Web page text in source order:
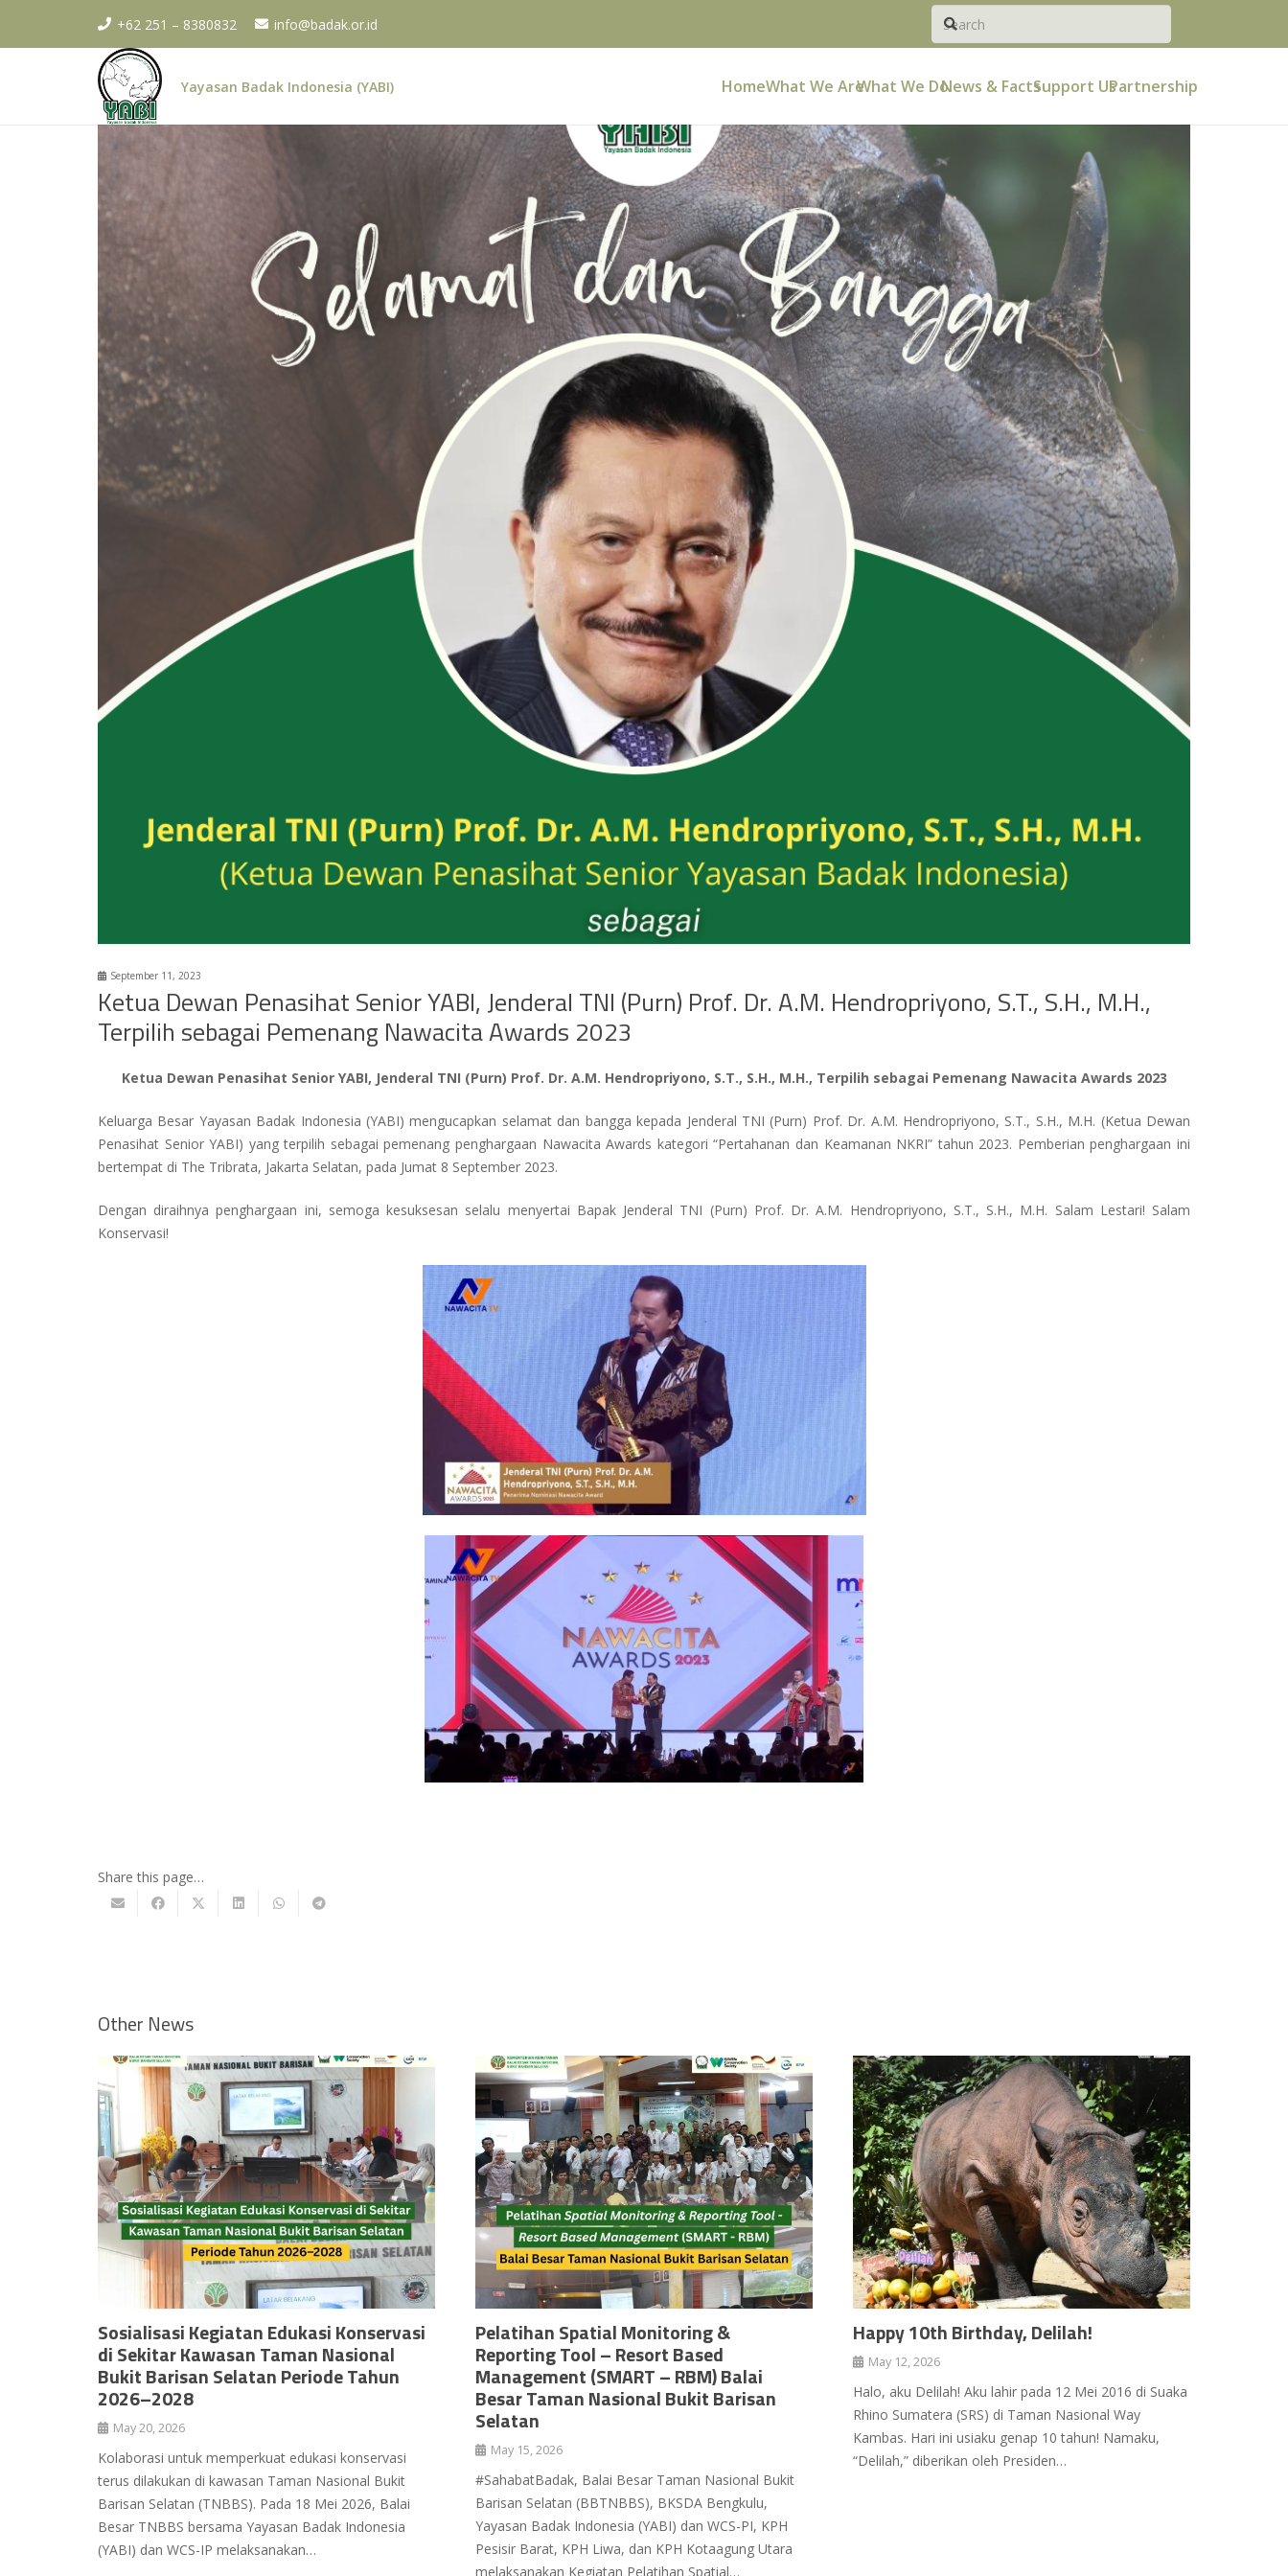
+62 251 – 8380832 info@badak.or.id
Yayasan Badak Indonesia (YABI) HomeWhat We AreWhat We DoNews & FactsSupport UsPartnership
September 11, 2023
Ketua Dewan Penasihat Senior YABI, Jenderal TNI (Purn) Prof. Dr. A.M. Hendropriyono, S.T., S.H., M.H.,
Terpilih sebagai Pemenang Nawacita Awards 2023
Ketua Dewan Penasihat Senior YABI, Jenderal TNI (Purn) Prof. Dr. A.M. Hendropriyono, S.T., S.H., M.H., Terpilih sebagai Pemenang Nawacita Awards 2023
Keluarga Besar Yayasan Badak Indonesia (YABI) mengucapkan selamat dan bangga kepada Jenderal TNI (Purn) Prof. Dr. A.M. Hendropriyono, S.T., S.H., M.H. (Ketua Dewan
Penasihat Senior YABI) yang terpilih sebagai pemenang penghargaan Nawacita Awards kategori “Pertahanan dan Keamanan NKRI” tahun 2023. Pemberian penghargaan ini
bertempat di The Tribrata, Jakarta Selatan, pada Jumat 8 September 2023.
Dengan diraihnya penghargaan ini, semoga kesuksesan selalu menyertai Bapak Jenderal TNI (Purn) Prof. Dr. A.M. Hendropriyono, S.T., S.H., M.H. Salam Lestari! Salam
Konservasi!
Share this page…
Other News
Sosialisasi Kegiatan Edukasi Konservasi
di Sekitar Kawasan Taman Nasional
Bukit Barisan Selatan Periode Tahun
2026–2028
May 20, 2026
Kolaborasi untuk memperkuat edukasi konservasi
terus dilakukan di kawasan Taman Nasional Bukit
Barisan Selatan (TNBBS). Pada 18 Mei 2026, Balai
Besar TNBBS bersama Yayasan Badak Indonesia
(YABI) dan WCS-IP melaksanakan…
Pelatihan Spatial Monitoring &
Reporting Tool – Resort Based
Management (SMART – RBM) Balai
Besar Taman Nasional Bukit Barisan
Selatan
May 15, 2026
#SahabatBadak, Balai Besar Taman Nasional Bukit
Barisan Selatan (BBTNBBS), BKSDA Bengkulu,
Yayasan Badak Indonesia (YABI) dan WCS-PI, KPH
Pesisir Barat, KPH Liwa, dan KPH Kotaagung Utara
melaksanakan Kegiatan Pelatihan Spatial…
Happy 10th Birthday, Delilah!
May 12, 2026
Halo, aku Delilah! Aku lahir pada 12 Mei 2016 di Suaka
Rhino Sumatera (SRS) di Taman Nasional Way
Kambas. Hari ini usiaku genap 10 tahun! Namaku,
“Delilah,” diberikan oleh Presiden…